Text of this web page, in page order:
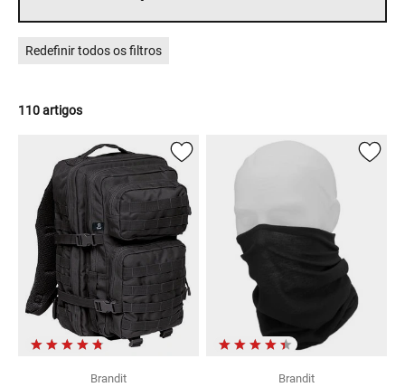
Redefinir todos os filtros
110 artigos
Brandit
Brandit